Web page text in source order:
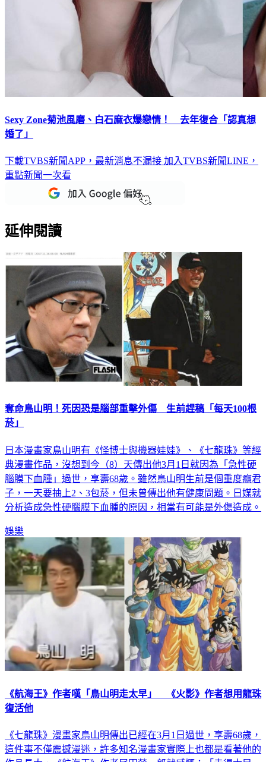
Sexy Zone菊池風磨、白石麻衣爆戀情！ 去年復合「認真想
婚了」
下載TVBS新聞APP，最新消息不漏接 加入TVBS新聞LINE，
重點新聞一次看
延伸閱讀
奪命鳥山明！死因恐是腦部重擊外傷 生前趕稿「每天100根
菸」
日本漫畫家鳥山明有《怪博士與機器娃娃》、《七龍珠》等經
典漫畫作品，沒想到今（8）天傳出他3月1日就因為「急性硬
腦膜下血腫」過世，享壽68歲。雖然鳥山明生前是個重度癮君
子，一天要抽上2、3包菸，但未曾傳出他有健康問題。日媒就
分析造成急性硬腦膜下血腫的原因，相當有可能是外傷造成。
娛樂
《航海王》作者嘆「鳥山明走太早」 《火影》作者想用龍珠
復活他
《七龍珠》漫畫家鳥山明傳出已經在3月1日過世，享壽68歲，
這件事不僅震撼漫迷，許多知名漫畫家實際上也都是看著他的